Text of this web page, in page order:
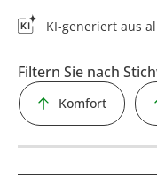
KI-generiert aus
Filtern Sie nach
Komfort